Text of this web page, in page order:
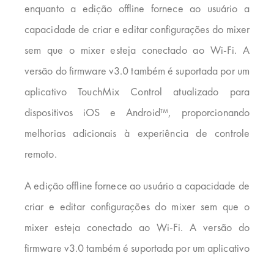
enquanto a edição offline fornece ao usuário a
capacidade de criar e editar configurações do mixer
sem que o mixer esteja conectado ao Wi-Fi. A
versão do firmware v3.0 também é suportada por um
aplicativo TouchMix Control atualizado para
dispositivos iOS e Android™, proporcionando
melhorias adicionais à experiência de controle
remoto.
A edição offline fornece ao usuário a capacidade de
criar e editar configurações do mixer sem que o
mixer esteja conectado ao Wi-Fi. A versão do
firmware v3.0 também é suportada por um aplicativo